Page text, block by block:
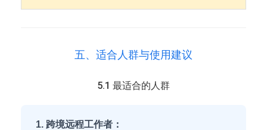
五、适合人群与使用建议
5.1 最适合的人群
1. 跨境远程工作者：